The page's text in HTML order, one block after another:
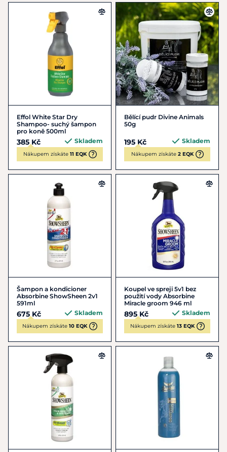
Effol White Star Dry
Shampoo- suchý šampon
pro koně 500ml
385 Kč Skladem
Nákupem získáte 11 EQK
Bělící pudr Divine Animals
50g
195 Kč Skladem
Nákupem získáte 2 EQK
Šampon a kondicioner
Absorbine ShowSheen 2v1
591ml
675 Kč Skladem
Nákupem získáte 10 EQK
Koupel ve spreji 5v1 bez
použití vody Absorbine
Miracle groom 946 ml
895 Kč Skladem
Nákupem získáte 13 EQK